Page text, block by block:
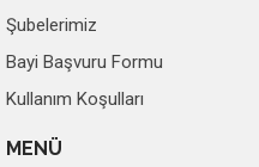
Şubelerimiz
Bayi Başvuru Formu
Kullanım Koşulları
MENÜ